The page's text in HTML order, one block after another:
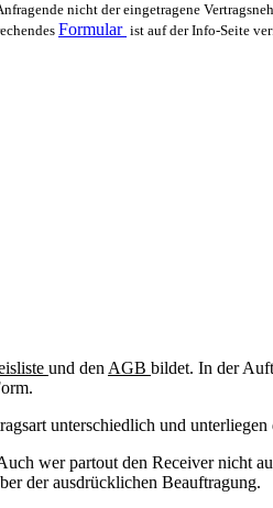
nicht der eingetragene
Formular ist auf der Info-Seite
und den AGB bildet. In der
unterschiedlich und unterliegen
wer partout den Receiver nicht
der ausdrücklichen Beauftragung.